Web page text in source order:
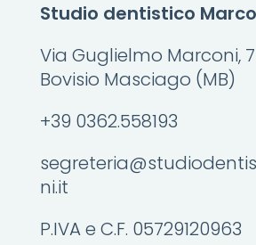
Studio dentistico
Via Guglielmo Marconi,
Bovisio Masciago (MB)
+39 0362.558193
ni.it
P.IVA e C.F. 05729120963